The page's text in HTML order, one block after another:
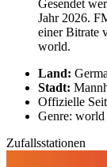
Gesendet
Jahr 2026.
einer Bitrate
world.
Land:
Stadt:
Offizielle
Genre: world
Zufallsstationen